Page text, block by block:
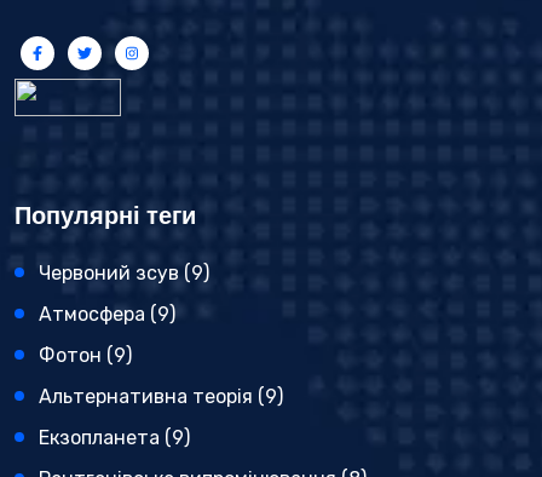
Популярні теги
Червоний зсув (9)
Атмосфера (9)
Фотон (9)
Альтернативна теорія (9)
Екзопланета (9)